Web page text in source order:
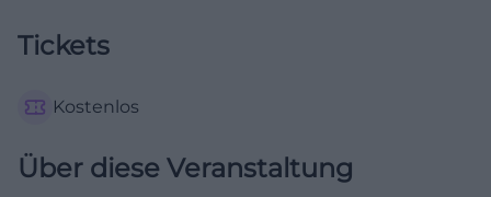
Tickets
Kostenlos
Über diese Veranstaltung